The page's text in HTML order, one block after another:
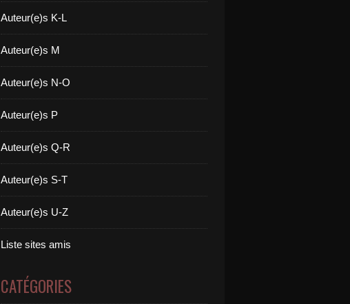
Auteur(e)s K-L
Auteur(e)s M
Auteur(e)s N-O
Auteur(e)s P
Auteur(e)s Q-R
Auteur(e)s S-T
Auteur(e)s U-Z
Liste sites amis
CATÉGORIES